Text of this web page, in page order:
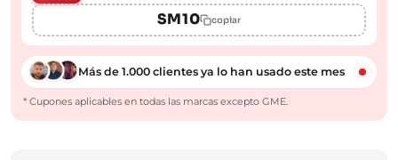
SM10 copiar
Más de 1.000 clientes ya lo han usado este mes
* Cupones aplicables en todas las marcas excepto GME.